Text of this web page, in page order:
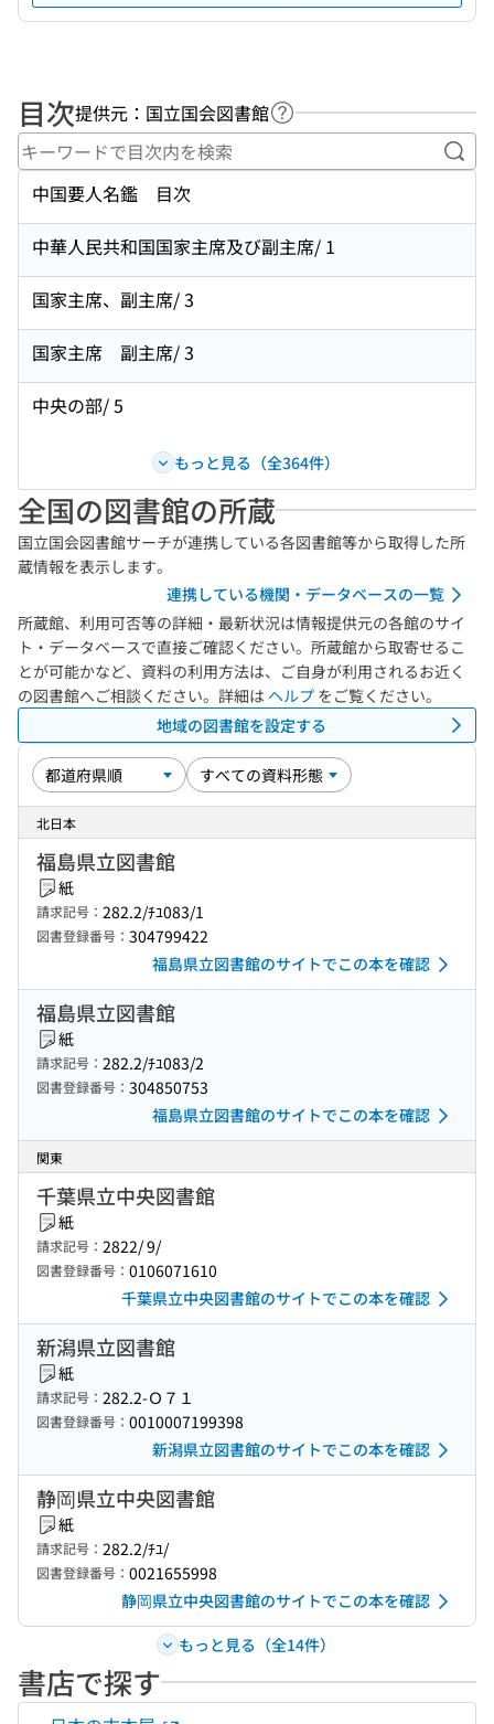
目次提供元：国立国会図書館 ヘルプページへのリンク
キ
中国要人名鑑 目次
中華人民共和国国家主席及び副主席/ 1
国家主席、副主席/ 3
国家主席 副主席/ 3
中央の部/ 5
もっと見る（全364件）
全国の図書館の所蔵
国立国会図書館サーチが連携している各図書館等から取得した所
蔵情報を表示します。
連携している機関・データベースの一覧
所蔵館、利用可否等の詳細・最新状況は情報提供元の各館のサイ
ト・データベースで直接ご確認ください。所蔵館から取寄せるこ
とが可能かなど、資料の利用方法は、ご自身が利用されるお近く
の図書館へご相談ください。詳細は ヘルプ をご覧ください。
地域の図書館を設定する
北日本
福島県立図書館
紙
請求記号： 282.2/ﾁﾕ083/1
図書登録番号： 304799422
福島県立図書館のサイトでこの本を確認
福島県立図書館
紙
請求記号： 282.2/ﾁﾕ083/2
図書登録番号： 304850753
福島県立図書館のサイトでこの本を確認
関東
千葉県立中央図書館
紙
請求記号： 2822/ 9/
図書登録番号： 0106071610
千葉県立中央図書館のサイトでこの本を確認
新潟県立図書館
紙
請求記号： 282.2-Ｏ７１
図書登録番号： 0010007199398
新潟県立図書館のサイトでこの本を確認
静岡県立中央図書館
紙
請求記号： 282.2/ﾁﾕ/
図書登録番号： 0021655998
静岡県立中央図書館のサイトでこの本を確認
もっと見る（全14件）
書店で探す